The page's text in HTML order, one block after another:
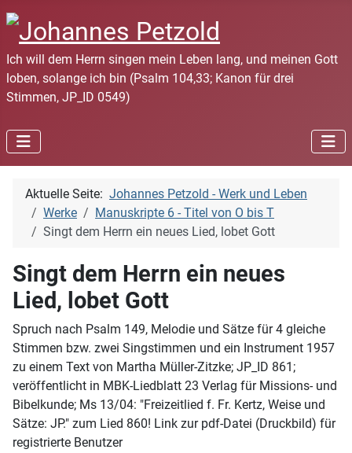
Ich will dem Herrn singen mein Leben lang, und meinen Gott
loben, solange ich bin (Psalm 104,33; Kanon für drei
Stimmen, JP_ID 0549)
Aktuelle Seite: Johannes Petzold - Werk und Leben
Werke
Manuskripte 6 - Titel von O bis T
Singt dem Herrn ein neues Lied, lobet Gott
Singt dem Herrn ein neues
Lied, lobet Gott
Spruch nach Psalm 149, Melodie und Sätze für 4 gleiche
Stimmen bzw. zwei Singstimmen und ein Instrument 1957
zu einem Text von Martha Müller-Zitzke; JP_ID 861;
veröffentlicht in MBK-Liedblatt 23 Verlag für Missions- und
Bibelkunde; Ms 13/04: "Freizeitlied f. Fr. Kertz, Weise und
Sätze: JP." zum Lied 860! Link zur pdf-Datei (Druckbild) für
registrierte Benutzer